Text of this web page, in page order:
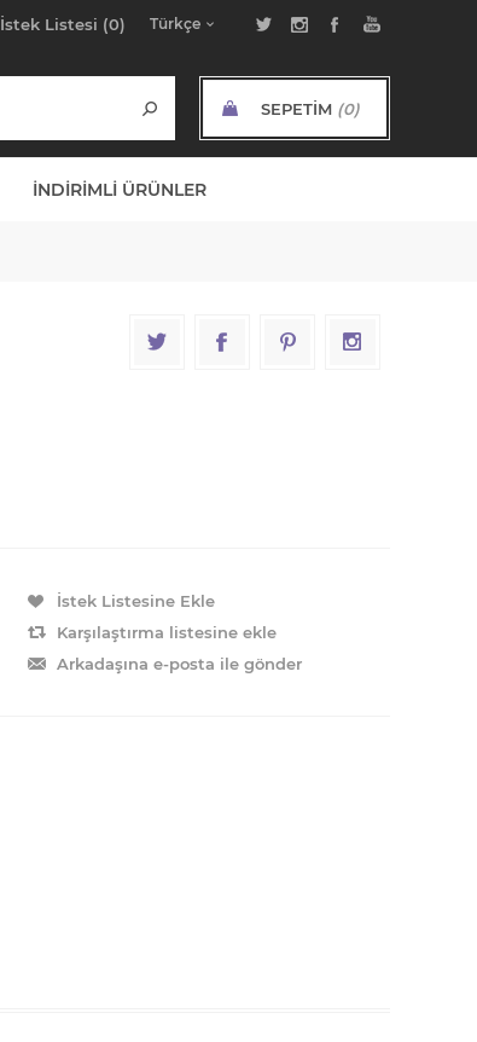
İstek Listesi (0)
SEPETIM (0)
İNDIRIMLI ÜRÜNLER